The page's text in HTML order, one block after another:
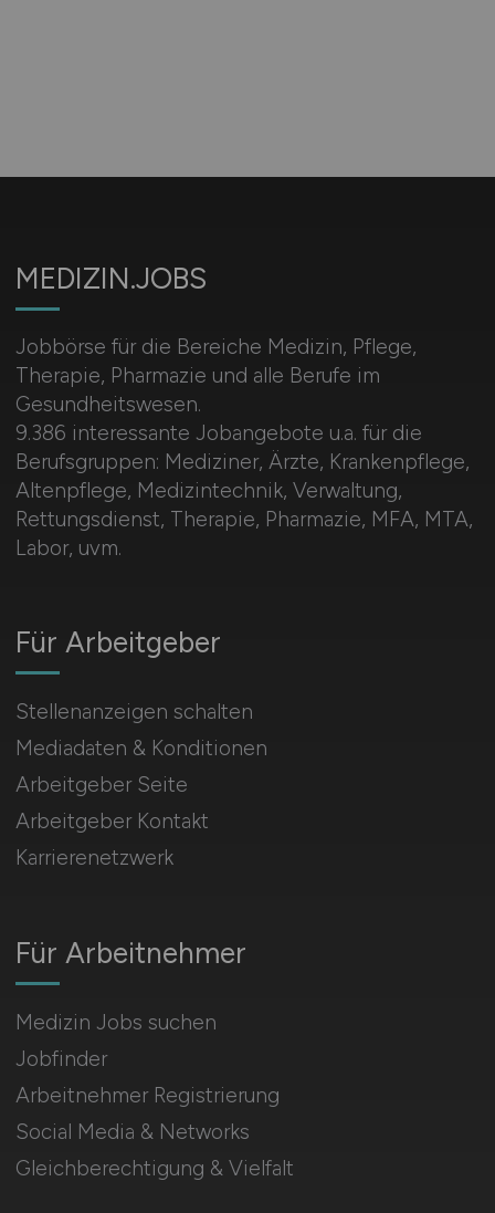
MEDIZIN.JOBS
Jobbörse für die Bereiche Medizin, Pflege,
Therapie, Pharmazie und alle Berufe im
Gesundheitswesen.
9.386 interessante Jobangebote u.a. für die
Berufsgruppen: Mediziner, Ärzte, Krankenpflege,
Altenpflege, Medizintechnik, Verwaltung,
Rettungsdienst, Therapie, Pharmazie, MFA, MTA,
Labor, uvm.
Für Arbeitnehmer
Medizin Jobs suchen
Jobfinder
Arbeitnehmer Registrierung
Social Media & Networks
Gleichberechtigung & Vielfalt
Für Arbeitgeber
Stellenanzeigen schalten
Mediadaten & Konditionen
Arbeitgeber Seite
Arbeitgeber Kontakt
Karrierenetzwerk